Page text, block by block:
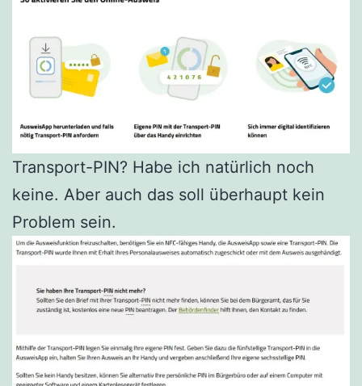
Transport-PIN? Habe ich natürlich noch
keine. Aber auch das soll überhaupt kein
Problem sein.